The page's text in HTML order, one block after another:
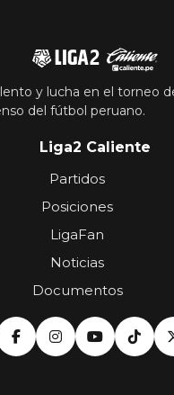
y lucha en el torneo
del fútbol peruano.
Liga2 Caliente
Partidos
Posiciones
LigaFan
Noticias
Documentos